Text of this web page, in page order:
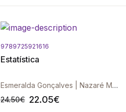
9789725921616
Estatística
Esmeralda Gonçalves | Nazaré Mendes Lopes
24.50€ 22.05€